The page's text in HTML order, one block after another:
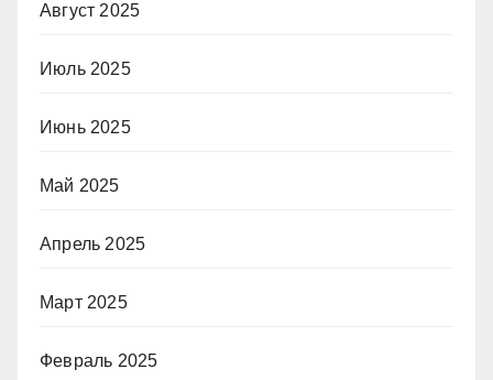
Август 2025
Июль 2025
Июнь 2025
Май 2025
Апрель 2025
Март 2025
Февраль 2025